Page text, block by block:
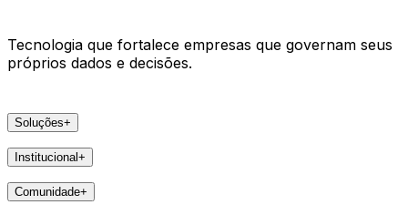
Tecnologia que fortalece empresas que governam seus
próprios dados e decisões.
Soluções+
Produtos
arc
Institucional+
A Areco
Comunidade+